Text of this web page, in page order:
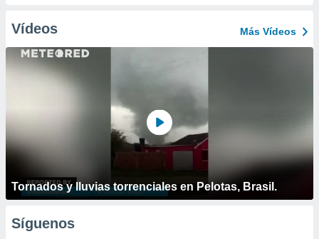
Vídeos Más Vídeos
Tornados y lluvias torrenciales en Pelotas, Brasil.
Síguenos